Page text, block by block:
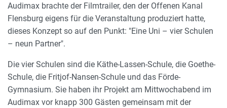
Audimax brachte der Filmtrailer, den der Offenen Kanal
Flensburg eigens für die Veranstaltung produziert hatte,
dieses Konzept so auf den Punkt: "Eine Uni – vier Schulen
– neun Partner".
Die vier Schulen sind die Käthe-Lassen-Schule, die Goethe-
Schule, die Fritjof-Nansen-Schule und das Förde-
Gymnasium. Sie haben ihr Projekt am Mittwochabend im
Audimax vor knapp 300 Gästen gemeinsam mit der